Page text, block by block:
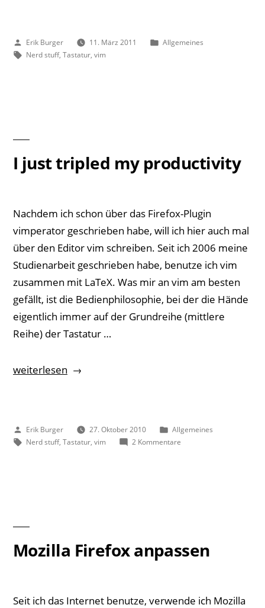
Veröffentlicht
von
Erik Burger 11. März 2011
Veröffentlicht
Allgemeines
Schlagwörter:
Nerd stuff, Tastatur, vim
I just tripled my productivity
Nachdem ich schon über das Firefox-Plugin
vimperator geschrieben habe, will ich hier auch mal
über den Editor vim schreiben. Seit ich 2006 meine
Studienarbeit geschrieben habe, benutze ich vim
zusammen mit LaTeX. Was mir an vim am besten
gefällt, ist die Bedienphilosophie, bei der die Hände
eigentlich immer auf der Grundreihe (mittlere
Reihe) der Tastatur …
„I
productivity“
weiterlesen
Veröffentlicht
von
Erik Burger 27. Oktober 2010
Veröffentlicht
unter
Allgemeines
Schlagwörter:
Nerd stuff, Tastatur, vim 2 Kommentarezu
Mozilla Firefox anpassen
Seit ich das Internet benutze, verwende ich Mozilla